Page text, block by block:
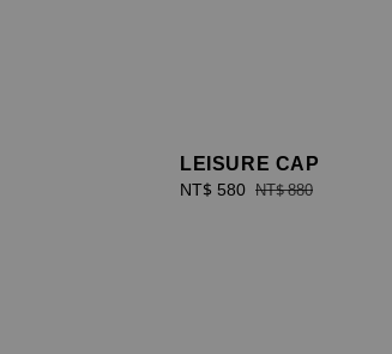
LEISURE CAP
Sale
NT$ 580 Regular
NT$ 880